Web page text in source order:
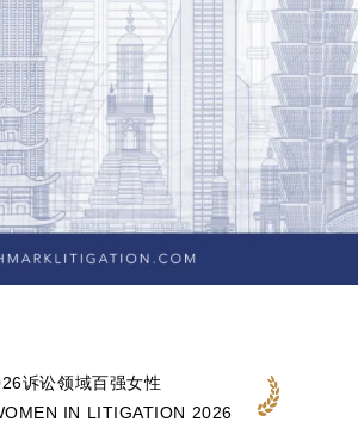
诉讼领域百强女性
IN LITIGATION 2026